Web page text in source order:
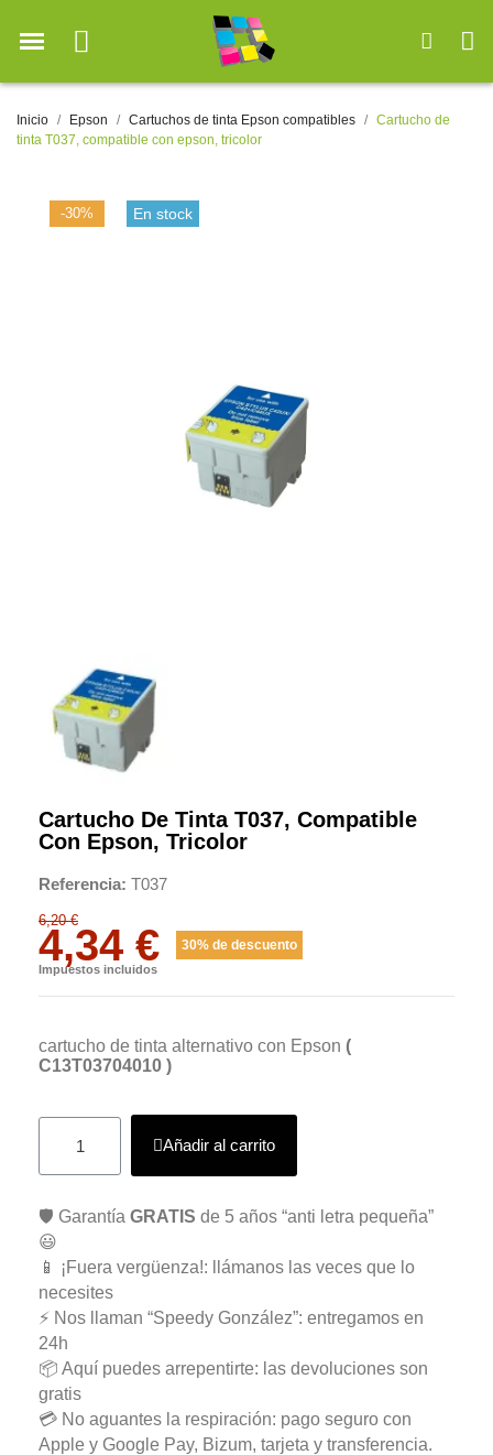
Inicio Epson Cartuchos de tinta Epson compatibles
Cartucho de
tinta T037, compatible con epson, tricolor
-30% En stock
Cartucho De Tinta T037, Compatible
Con Epson, Tricolor
Referencia T037
6,20 €
4,34 € 30% de descuento
Impuestos incluidos
cartucho de tinta alternativo con Epson (
C13T03704010 )
Añadir al carrito
🛡️ Garantía GRATIS de 5 años “anti letra pequeña”
😃
📱 ¡Fuera vergüenza!: llámanos las veces que lo
necesites
⚡ Nos llaman “Speedy González”: entregamos en
24h
📦 Aquí puedes arrepentirte: las devoluciones son
gratis
💳 No aguantes la respiración: pago seguro con
Apple y Google Pay, Bizum, tarjeta y transferencia.